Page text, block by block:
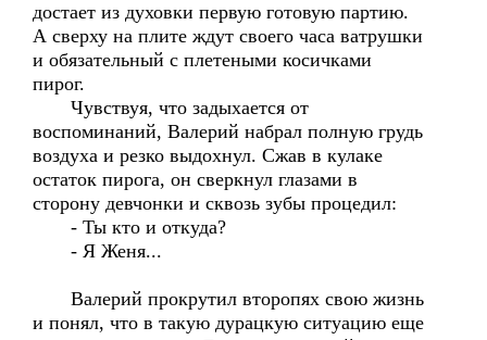
достает из духовки первую готовую партию.
А сверху на плите ждут своего часа ватрушки
и обязательный с плетеными косичками
пирог.
Чувствуя, что задыхается от
воспоминаний, Валерий набрал полную грудь
воздуха и резко выдохнул. Сжав в кулаке
остаток пирога, он сверкнул глазами в
сторону девчонки и сквозь зубы процедил:
- Ты кто и откуда?
- Я Женя...
Валерий прокрутил второпях свою жизнь
и понял, что в такую дурацкую ситуацию еще